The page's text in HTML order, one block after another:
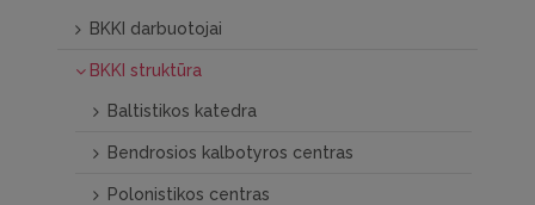
BKKI darbuotojai
BKKI struktūra
Baltistikos katedra
Bendrosios kalbotyros centras
Polonistikos centras